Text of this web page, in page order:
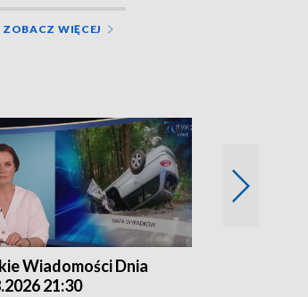
ZOBACZ WIĘCEJ
Wiadomości Dnia
21:30